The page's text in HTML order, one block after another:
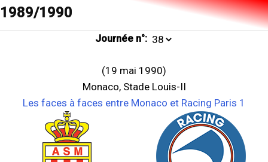
1989/1990
Journée n°:
(19 mai 1990)
Monaco, Stade Louis-II
Les faces à faces entre Monaco et Racing Paris 1